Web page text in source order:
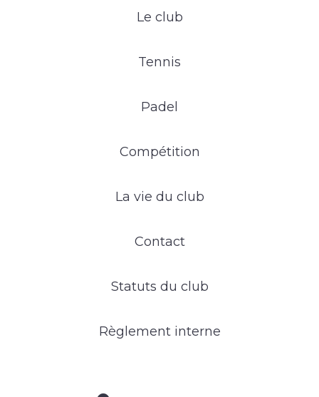
Le club
Tennis
Padel
Compétition
La vie du club
Contact
Statuts du club
Règlement interne